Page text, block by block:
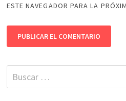
ESTE NAVEGADOR PARA LA
Buscar: